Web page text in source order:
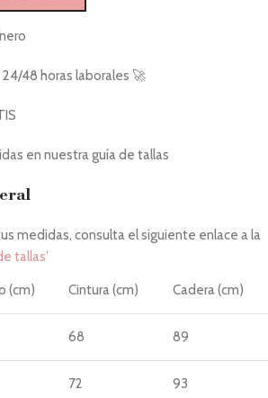
48 horas laborales 🚀
en nuestra guía de tallas
medidas, consulta el siguiente enlace a la
tallas'
(cm) Cintura (cm) Cadera (cm)
68 89
72 93